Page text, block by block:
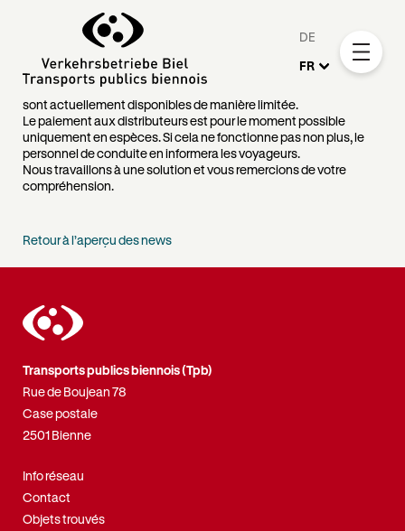
DE
FR
Information concernant les
distributeurs de billets
14 avr. 2026
En raison d’un problème technique, nos distributeurs de billets
sont actuellement disponibles de manière limitée.
Le paiement aux distributeurs est pour le moment possible
uniquement en espèces. Si cela ne fonctionne pas non plus, le
personnel de conduite en informera les voyageurs.
Nous travaillons à une solution et vous remercions de votre
compréhension.
Retour à l’aperçu des news
Transports publics biennois (Tpb)
Rue de Boujean 78
Case postale
2501 Bienne
Info réseau
Contact
Objets trouvés